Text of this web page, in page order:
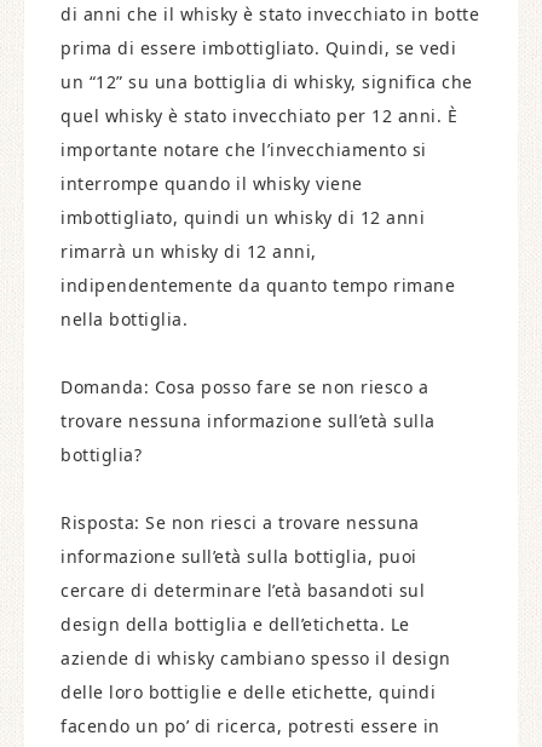
di anni che il whisky è stato invecchiato in botte
prima di essere imbottigliato. Quindi, se vedi
un “12” su una bottiglia di whisky, significa che
quel whisky è stato invecchiato per 12 anni. È
importante notare che l’invecchiamento si
interrompe quando il whisky viene
imbottigliato, quindi un whisky di 12 anni
rimarrà un whisky di 12 anni,
indipendentemente da quanto tempo rimane
nella bottiglia.
Domanda: Cosa posso fare se non riesco a
trovare nessuna informazione sull’età sulla
bottiglia?
Risposta: Se non riesci a trovare nessuna
informazione sull’età sulla bottiglia, puoi
cercare di determinare l’età basandoti sul
design della bottiglia e dell’etichetta. Le
aziende di whisky cambiano spesso il design
delle loro bottiglie e delle etichette, quindi
facendo un po’ di ricerca, potresti essere in